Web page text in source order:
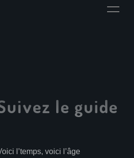
le guide
l’temps, voici l’âge